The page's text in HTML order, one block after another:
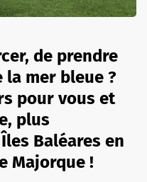
de prendre
la mer bleue ?
pour vous et
plus
Baléares en
Majorque !